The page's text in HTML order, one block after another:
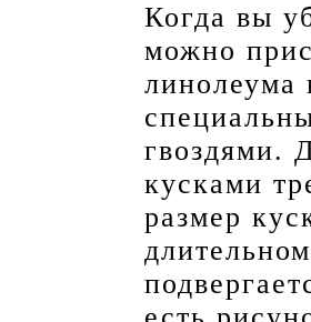
Когда вы
можно
линолеума
гвоздями.
кусками
размер